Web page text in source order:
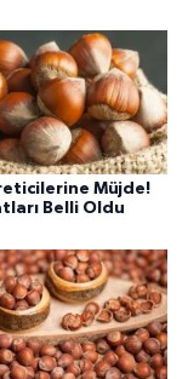
Müjde!
Belli Oldu